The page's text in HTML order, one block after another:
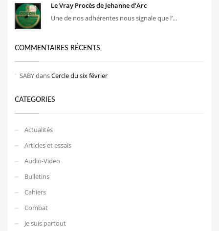
Le Vray Procès de Jehanne d’Arc
Une de nos adhérentes nous signale que l’...
COMMENTAIRES RÉCENTS
SABYdansCercle du six février
CATEGORIES
Actualités
Articles et essais
Audio-Video
Bulletins
Cahiers
Combat
Je suis partout